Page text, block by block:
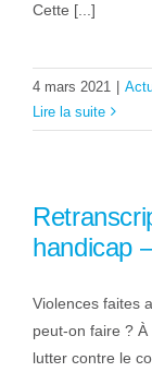
Cette [...]
4 mars 2021
Lire la suite
handicap
Violences faites
peut-on faire ?
lutter contre le